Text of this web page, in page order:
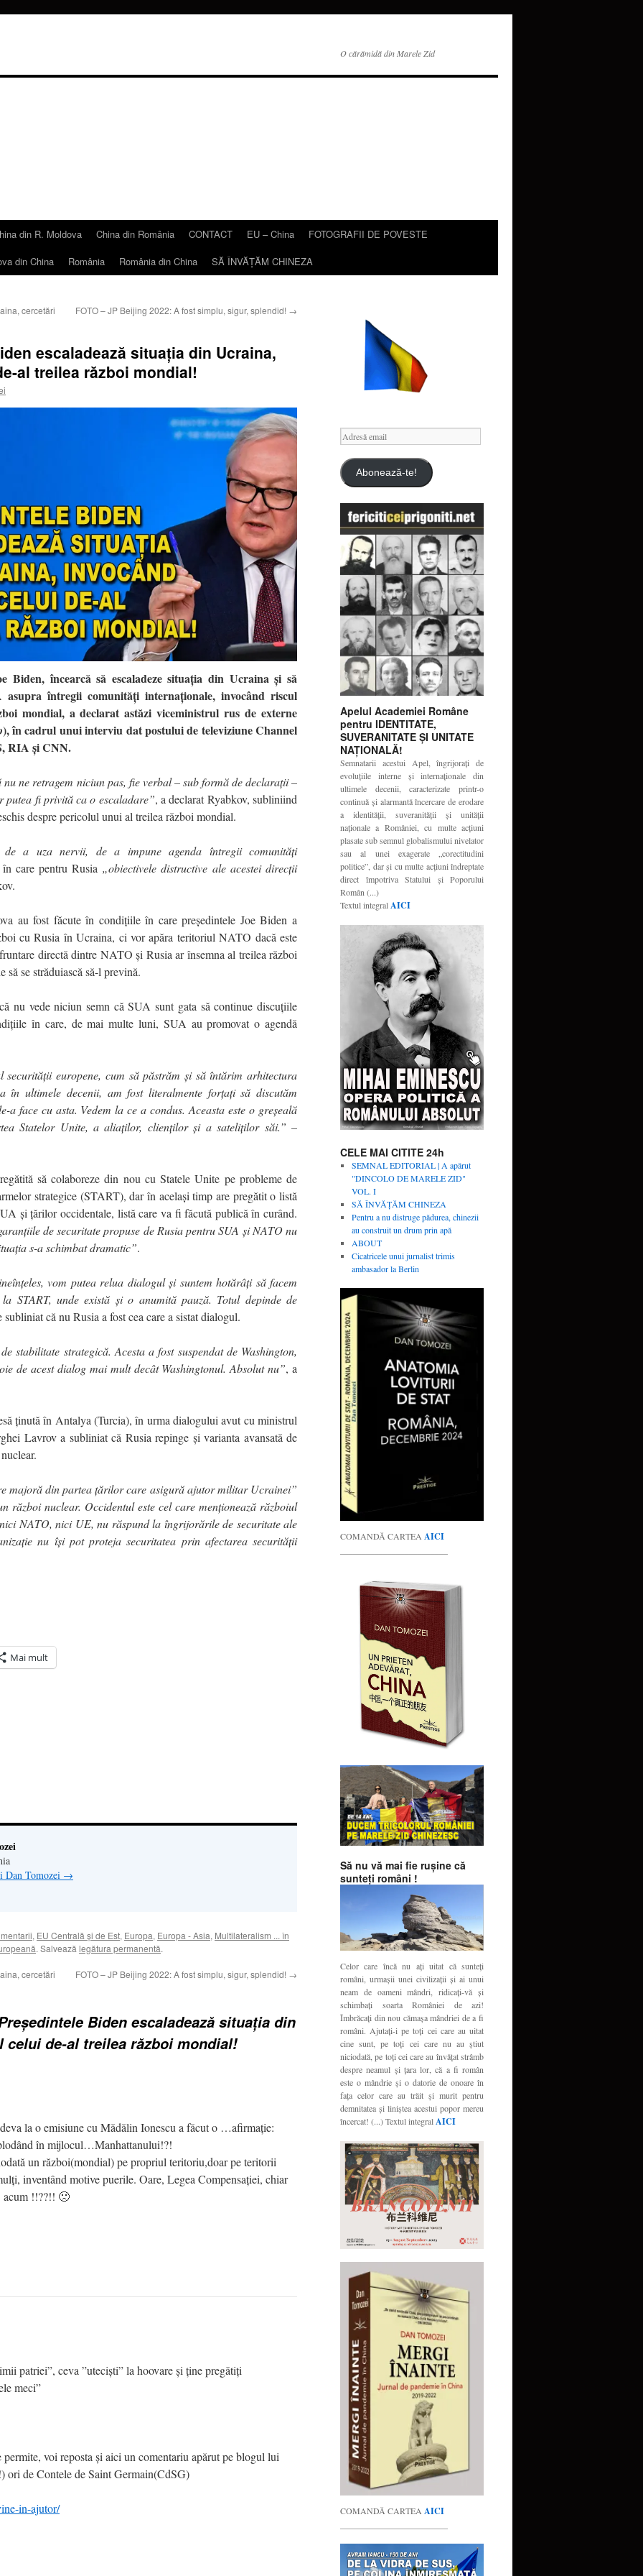
O cărămidă din Marele Zid
din R. Moldova China din România CONTACT EU – China
FOTOGRAFII DE POVESTE
din China România România din China SĂ ÎNVĂŢĂM CHINEZA
cercetări
FOTO – JP Beijing 2022: A fost simplu, sigur, splendid! →
escaladează situația din Ucraina,
al treilea război mondial!
Biden, încearcă să escaladeze situația din Ucraina și să
asupra întregii comunități internaționale, invocând riscul
mondial, a declarat astăzi viceministrul rus de externe
), în cadrul unui interviu dat postului de televiziune Channel
RIA și CNN.
ne retragem niciun pas, fie verbal – sub formă de declarații –
putea fi privită ca o escaladare”, a declarat Ryabkov, subliniind
despre pericolul unui al treilea război mondial.
de a uza nervii, de a impune agenda întregii comunități
care pentru Rusia „obiectivele distructive ale acestei direcții
au fost făcute în condițiile în care președintele Joe Biden a
cu Rusia în Ucraina, ci vor apăra teritoriul NATO dacă este
directă dintre NATO și Rusia ar însemna al treilea război
să se străduiască să-l prevină.
nu vede niciun semn că SUA sunt gata să continue discuțiile
în care, de mai multe luni, SUA au promovat o agendă
securității europene, cum să păstrăm și să întărim arhitectura
în ultimele decenii, am fost literalmente forțați să discutăm
a face cu asta. Vedem la ce a condus. Aceasta este o greșeală
Statelor Unite, a aliaților, clienților și a sateliților săi.” –
să colaboreze din nou cu Statele Unite pe probleme de
strategice (START), dar în același timp are pregătit o listă
și țărilor occidentale, listă care va fi făcută publică în curând.
de securitate propuse de Rusia pentru SUA și NATO nu
s-a schimbat dramatic”.
vom putea relua dialogul și suntem hotărâți să facem
START, unde există și o anumită pauză. Totul depinde de
subliniat că nu Rusia a fost cea care a sistat dialogul.
stabilitate strategică. Acesta a fost suspendat de Washington,
de acest dialog mai mult decât Washingtonul. Absolut nu”, a
ținută în Antalya (Turcia), în urma dialogului avut cu ministrul
Lavrov a subliniat că Rusia repinge și varianta avansată de
majoră din partea țărilor care asigură ajutor militar Ucrainei”
război nuclear. Occidentul este cel care menționează războiul
NATO, nici UE, nu răspund la îngrijorările de securitate ale
nu își pot proteja securitatea prin afectarea securității
Mai mult
Dan Tomozei →
, EU Centrală şi de Est, Europa, Europa - Asia, Multilateralism ... în
. Salvează legătura permanentă.
cercetări
FOTO – JP Beijing 2022: A fost simplu, sigur, splendid! →
Biden escaladează situația din
celui de-al treilea război mondial!
la o emisiune cu Mădălin Ionescu a făcut o …afirmație:
în mijlocul…Manhattanului!?!
un război(mondial) pe propriul teritoriu,doar pe teritorii
inventând motive puerile. Oare, Legea Compensației, chiar
acum !!??!! 🙁
patriei”, ceva ”uteciști” la hoovare și ține pregătiți
meci”
permite, voi reposta și aici un comentariu apărut pe blogul lui
ori de Contele de Saint Germain(CdSG)
in-ajutor/
Adresă
email
Abonează-te!
Apelul Academiei Române
pentru IDENTITATE,
SUVERANITATE ŞI UNITATE
NAŢIONALĂ!
Semnatarii acestui Apel, îngrijoraţi de
evoluţiile interne şi internaţionale din
ultimele decenii, caracterizate printr-o
continuă şi alarmantă încercare de erodare
a identităţii, suveranităţii şi unităţii
naţionale a României, cu multe acţiuni
plasate sub semnul globalismului nivelator
sau al unei exagerate „corectitudini
politice”, dar şi cu multe acţiuni îndreptate
direct împotriva Statului şi Poporului
Român (...)
Textul integralAICI
CELE MAI CITITE 24h
SEMNAL EDITORIAL | A apărut
"DINCOLO DE MARELE ZID"
VOL. I
SĂ ÎNVĂŢĂM CHINEZA
Pentru a nu distruge pădurea, chinezii
au construit un drum prin apă
ABOUT
Cicatricele unui jurnalist trimis
ambasador la Berlin
COMANDĂ CARTEA AICI
Să nu vă mai fie ruşine că
sunteţi români !
Celor care încă nu aţi uitat că sunteţi
români, urmaşii unei civilizaţii şi ai unui
neam de oameni mândri, ridicaţi-vă şi
schimbaţi soarta României de azi!
Îmbrăcaţi din nou cămaşa mândriei de a fi
români. Ajutaţi-i pe toţi cei care au uitat
cine sunt, pe toţi cei care nu au ştiut
niciodată, pe toţi cei care au învăţat strâmb
despre neamul şi ţara lor, că a fi român
este o mândrie şi o datorie de onoare în
faţa celor care au trăit şi murit pentru
demnitatea şi liniştea acestui popor mereu
încercat! (...) Textul integralAICI
COMANDĂ CARTEA AICI